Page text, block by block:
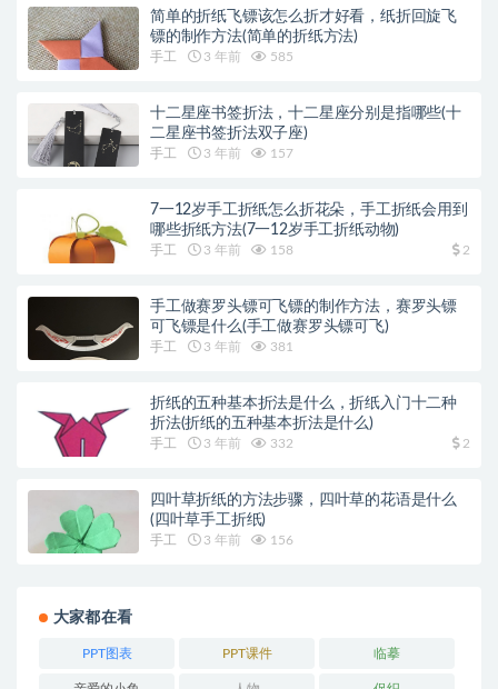
简单的折纸飞镖该怎么折才好看，纸折回旋飞
镖的制作方法(简单的折纸方法)
手工 3 年前 585
十二星座书签折法，十二星座分别是指哪些(十
二星座书签折法双子座)
手工 3 年前 157
7一12岁手工折纸怎么折花朵，手工折纸会用到
哪些折纸方法(7一12岁手工折纸动物)
手工 3 年前 158 2
手工做赛罗头镖可飞镖的制作方法，赛罗头镖
可飞镖是什么(手工做赛罗头镖可飞)
手工 3 年前 381
折纸的五种基本折法是什么，折纸入门十二种
折法(折纸的五种基本折法是什么)
手工 3 年前 332 2
四叶草折纸的方法步骤，四叶草的花语是什么
(四叶草手工折纸)
手工 3 年前 156
大家都在看
PPT图表 PPT课件 临摹